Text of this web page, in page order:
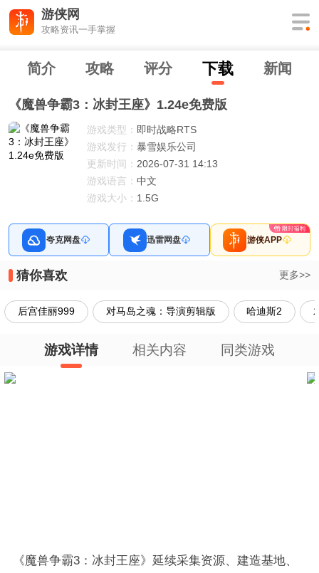
游侠网
攻略资讯一手掌握
简介 攻略 评分 下载 新闻
《魔兽争霸3：冰封王座》1.24e免费版
游戏类型： 即时战略RTS
游戏发行： 暴雪娱乐公司
更新时间： 2026-07-31 14:13
游戏语言： 中文
游戏大小： 1.5G
夸克网盘 迅雷网盘 游侠APP
猜你喜欢 更多>>
后宫佳丽999 对马岛之魂：导演剪辑版 哈迪斯2
游戏详情 相关内容 同类游戏
《魔兽争霸3：冰封王座》延续采集资源、建造基地、